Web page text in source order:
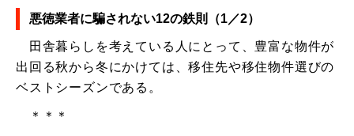
悪徳業者に騙されない12の鉄則（1／2）
田舎暮らしを考えている人にとって、豊富な物件が
出回る秋から冬にかけては、移住先や移住物件選びの
ベストシーズンである。
＊＊＊